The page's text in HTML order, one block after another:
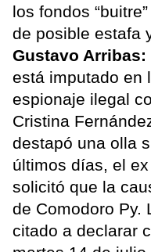
los fondos
de posible estafa
Gustavo Arribas:
está imputado en
espionaje ilegal
Cristina
destapó una olla
últimos días, el
solicitó que la
de Comodoro Py.
citado a declarar